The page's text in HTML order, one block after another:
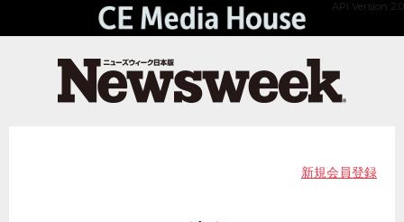
API Version 2.0
新規会員登録